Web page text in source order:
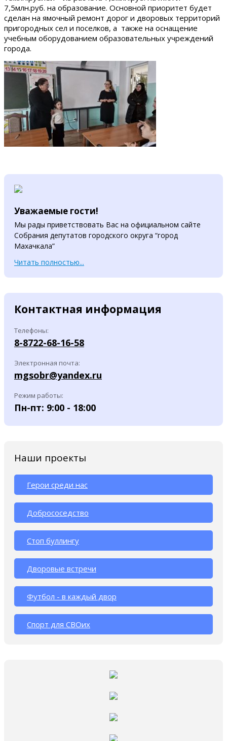
7,5млн.руб. на образование. Основной приоритет будет
сделан на ямочный ремонт дорог и дворовых территорий
пригородных сел и поселков, а также на оснащение
учебным оборудованием образовательных учреждений
города.
Уважаемые гости!
Мы рады приветствовать Вас на официальном сайте
Собрания депутатов городского округа “город
Махачкала”
Читать полностью...
Контактная информация
Телефоны:
8-8722-68-16-58
Электронная почта:
mgsobr@yandex.ru
Режим работы:
Пн-пт: 9:00 - 18:00
Наши проекты
Герои среди нас
Добрососедство
Стоп буллингу
Дворовые встречи
Футбол - в каждый двор
Спорт для СВОих